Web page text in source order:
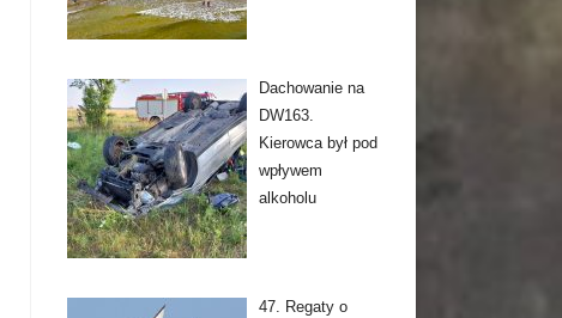
Dachowanie na
DW163.
Kierowca był pod
wpływem
alkoholu
47. Regaty o